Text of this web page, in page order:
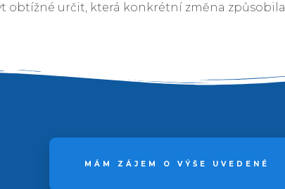
obtížné určit, která konkrétní změna způsobila
MÁM ZÁJEM O VÝŠE UVEDENÉ